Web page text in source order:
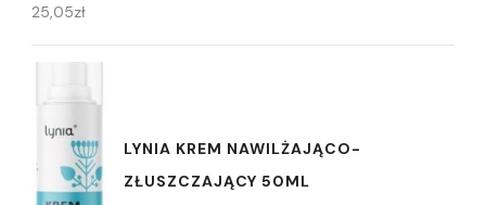
25,05zł
LYNIA KREM NAWILŻAJĄCO-
ZŁUSZCZAJĄCY 50ML